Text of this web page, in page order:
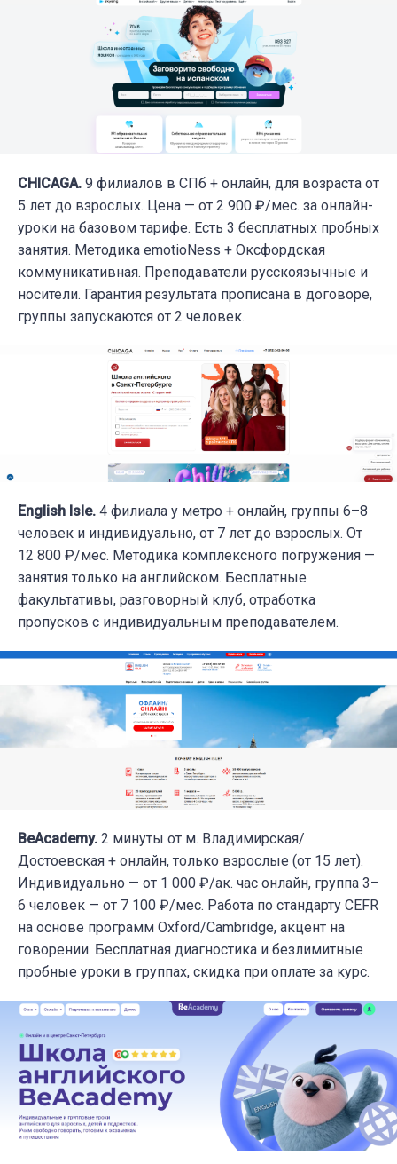
CHICAGA. 9 филиалов в СПб + онлайн, для возраста от
5 лет до взрослых. Цена — от 2 900 ₽/мес. за онлайн-
уроки на базовом тарифе. Есть 3 бесплатных пробных
занятия. Методика emotioNess + Оксфордская
коммуникативная. Преподаватели русскоязычные и
носители. Гарантия результата прописана в договоре,
группы запускаются от 2 человек.
English Isle. 4 филиала у метро + онлайн, группы 6–8
человек и индивидуально, от 7 лет до взрослых. От
12 800 ₽/мес. Методика комплексного погружения —
занятия только на английском. Бесплатные
факультативы, разговорный клуб, отработка
пропусков с индивидуальным преподавателем.
BeAcademy. 2 минуты от м. Владимирская/
Достоевская + онлайн, только взрослые (от 15 лет).
Индивидуально — от 1 000 ₽/ак. час онлайн, группа 3–
6 человек — от 7 100 ₽/мес. Работа по стандарту CEFR
на основе программ Oxford/Cambridge, акцент на
говорении. Бесплатная диагностика и безлимитные
пробные уроки в группах, скидка при оплате за курс.